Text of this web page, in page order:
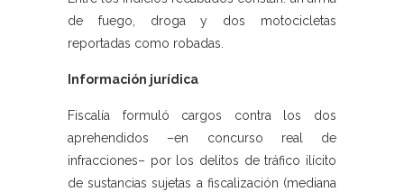
de fuego, droga y dos motocicletas
reportadas como robadas.
Información jurídica
Fiscalía formuló cargos contra los dos
aprehendidos –en concurso real de
infracciones– por los delitos de tráfico ilícito
de sustancias sujetas a fiscalización (mediana